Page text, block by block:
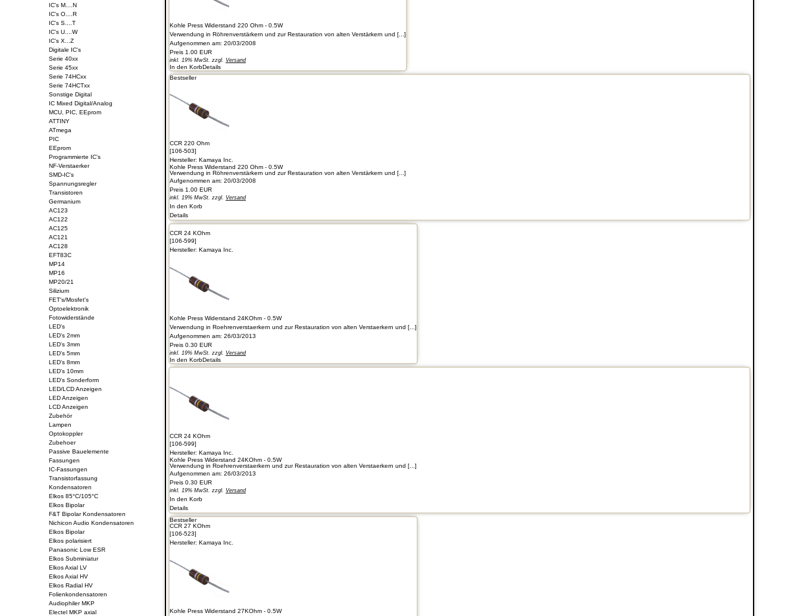
Kohle Press Widerstand 220 Ohm - 0.5W
Verwendung in Röhrenverstärkern und zur Restauration von alten Verstärkern und [...]
Aufgenommen am: 20/03/2008
Preis 1.00 EUR
inkl. 19% MwSt. zzgl. Versand
In den KorbDetails
Bestseller
CCR 220 Ohm
[106-503]
Hersteller: Kamaya Inc.
Kohle Press Widerstand 220 Ohm - 0.5W
Verwendung in Röhrenverstärkern und zur Restauration von alten Verstärkern und [...]
Aufgenommen am: 20/03/2008
Preis 1.00 EUR
inkl. 19% MwSt. zzgl. Versand
In den Korb
Details
CCR 24 KOhm
[106-599]
Hersteller: Kamaya Inc.
Kohle Press Widerstand 24KOhm - 0.5W
Verwendung in Roehrenverstaerkern und zur Restauration von alten Verstaerkern und [...]
Aufgenommen am: 26/03/2013
Preis 0.30 EUR
inkl. 19% MwSt. zzgl. Versand
In den KorbDetails
CCR 24 KOhm
[106-599]
Hersteller: Kamaya Inc.
Kohle Press Widerstand 24KOhm - 0.5W
Verwendung in Roehrenverstaerkern und zur Restauration von alten Verstaerkern und [...]
Aufgenommen am: 26/03/2013
Preis 0.30 EUR
inkl. 19% MwSt. zzgl. Versand
In den Korb
Details
Bestseller
CCR 27 KOhm
[106-523]
Hersteller: Kamaya Inc.
Kohle Press Widerstand 27KOhm - 0.5W
IC's M....N
IC's O....R
IC's S....T
IC's U....W
IC's X...Z
Digitale IC's
Serie 40xx
Serie 45xx
Serie 74HCxx
Serie 74HCTxx
Sonstige Digital
IC Mixed Digital/Analog
MCU, PIC, EEprom
ATTINY
ATmega
PIC
EEprom
Programmierte IC's
NF-Verstaerker
SMD-IC's
Spannungsregler
Transistoren
Germanium
AC123
AC122
AC125
AC121
AC128
EFT83C
MP14
MP16
MP20/21
Silizium
FET's/Mosfet's
Optoelektronik
Fotowiderstände
LED's
LED's 2mm
LED's 3mm
LED's 5mm
LED's 8mm
LED's 10mm
LED's Sonderform
LED/LCD Anzeigen
LED Anzeigen
LCD Anzeigen
Zubehör
Lampen
Optokoppler
Zubehoer
Passive Bauelemente
Fassungen
IC-Fassungen
Transistorfassung
Kondensatoren
Elkos 85°C/105°C
Elkos Bipolar
F&T Bipolar Kondensatoren
Nichicon Audio Kondensatoren
Elkos Bipolar
Elkos polarisiert
Panasonic Low ESR
Elkos Subminiatur
Elkos Axial LV
Elkos Axial HV
Elkos Radial HV
Folienkondensatoren
Audiophiler MKP
Electel MKP axial